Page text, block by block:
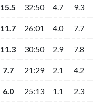
15.5 32:50 4.7 9.3
11.7 26:01 4.0 7.7
11.3 30:50 2.9 7.8
7.7 21:29 2.1 4.2
6.0 25:13 1.1 2.3
15.5 32:50 4.7 9.3
11.7 26:01 4.0 7.7
11.3 30:50 2.9 7.8
7.7 21:29 2.1 4.2
6.0 25:13 1.1 2.3